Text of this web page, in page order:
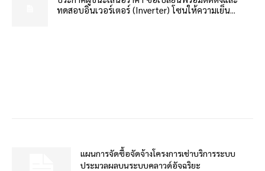
ทดสอบอินเวอร์เตอร์ (Inverter) โซนให้ความเย็น...
แผนการจัดซื้อจัดจ้างโครงการเช่าบริการระบบ
ประมวลผลบนระบบคลาวด์อัจฉริยะ